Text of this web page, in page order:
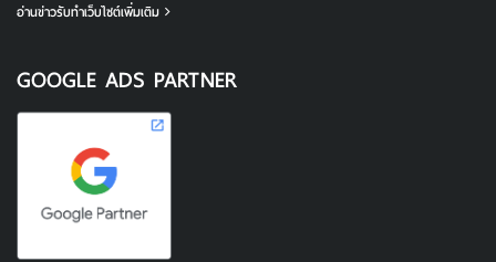
อ่านข่าวรับทําเว็บไซต์เพิ่มเติม
GOOGLE ADS PARTNER